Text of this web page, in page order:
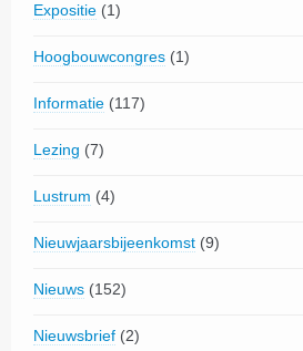
Expositie (1)
Hoogbouwcongres (1)
Informatie (117)
Lezing (7)
Lustrum (4)
Nieuwjaarsbijeenkomst (9)
Nieuws (152)
Nieuwsbrief (2)